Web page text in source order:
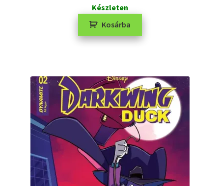
Készleten
Kosárba